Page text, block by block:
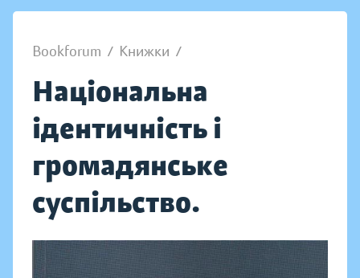
Bookforum / Книжки /
Національна
ідентичність і
громадянське
суспільство.